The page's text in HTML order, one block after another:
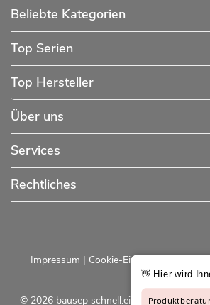
Beliebte Kategorien
Top Serien
Top Hersteller
Über uns
Services
Rechtliches
© 2026 bausep schnell.einfach.preiswert -
Impressum | Cookie-Einstellungen